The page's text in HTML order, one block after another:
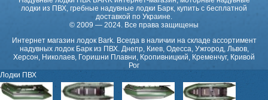
лодки из ПВХ, гребные надувные лодки Барк, купить с бесплатной
доставкой по Украине.
© 2009 — 2024. Все права защищены
Интернет магазин лодок Bark. Всегда в наличии на складе ассортимент
надувных лодок Барк из ПВХ. Днепр, Киев, Одесса, Ужгород, Львов,
Херсон, Николаев, Горишни Плавни, Кропивницкий, Кременчуг, Кривой
Рог
Лодки ПВХ